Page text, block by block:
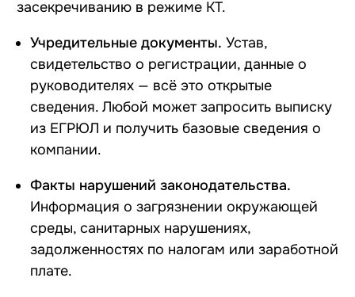
засекречиванию в режиме КТ.
Учредительные документы. Устав,
свидетельство о регистрации, данные о
руководителях — всё это открытые
сведения. Любой может запросить выписку
из ЕГРЮЛ и получить базовые сведения о
компании.
Факты нарушений законодательства.
Информация о загрязнении окружающей
среды, санитарных нарушениях,
задолженностях по налогам или заработной
плате.